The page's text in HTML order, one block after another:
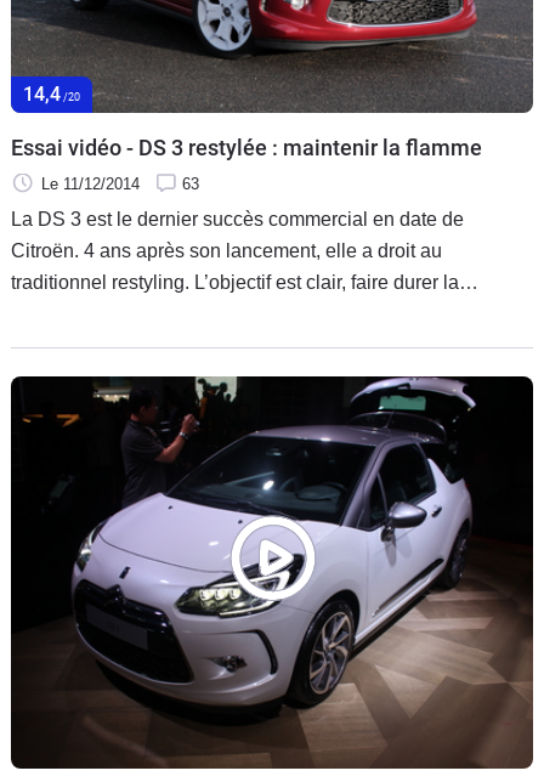
14,4 /20
Essai vidéo - DS 3 restylée : maintenir la flamme
Le 11/12/2014 63
La DS 3 est le dernier succès commercial en date de
Citroën. 4 ans après son lancement, elle a droit au
traditionnel restyling. L’objectif est clair, faire durer la